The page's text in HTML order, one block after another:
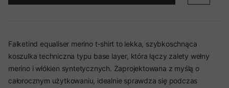
Falketind equaliser merino t-shirt to lekka, szybkoschnąca
koszulka techniczna typu base layer, która łączy zalety wełny
merino i włókien syntetycznych. Zaprojektowana z myślą o
całorocznym użytkowaniu, idealnie sprawdza się podczas